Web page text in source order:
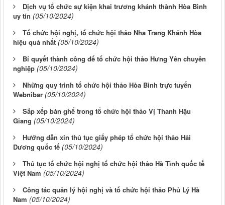
Dịch vụ tổ chức sự kiện khai trương khánh thành Hòa Bình
uy tín (05/10/2024)
Tổ chức hội nghị, tổ chức hội thảo Nha Trang Khánh Hòa
hiệu quả nhất (05/10/2024)
Bí quyết thành công để tổ chức hội thảo Hưng Yên chuyên
nghiệp (05/10/2024)
Những quy trình tổ chức hội thảo Hòa Bình trực tuyến
Webnibar (05/10/2024)
Sắp xếp bàn ghế trong tổ chức hội thảo Vị Thanh Hậu
Giang (05/10/2024)
Hướng dẫn xin thủ tục giấy phép tổ chức hội thảo Hải
Dương quốc tế (05/10/2024)
Thủ tục tổ chức hội nghị tổ chức hội thảo Hà Tĩnh quốc tế
Việt Nam (05/10/2024)
Công tác quản lý hội nghị và tổ chức hội thảo Phủ Lý Hà
Nam (05/10/2024)